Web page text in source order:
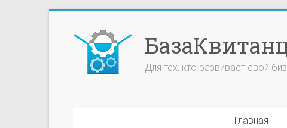
Для тех, кто развивает свой
Главная